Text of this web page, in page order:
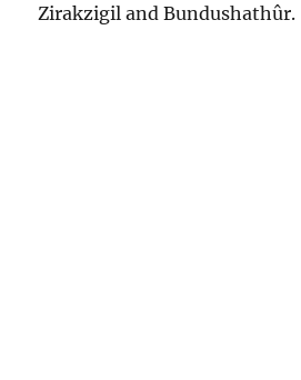
Zirakzigil and Bundushathûr.